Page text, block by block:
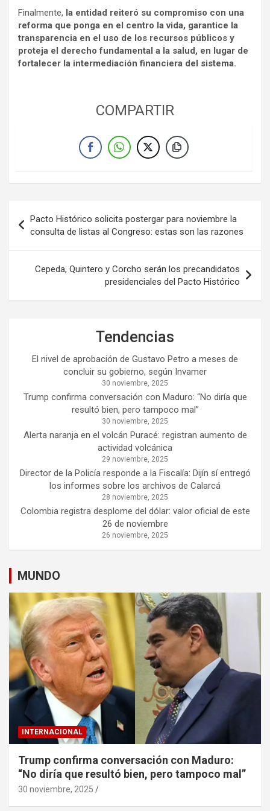
Finalmente, la entidad reiteró su compromiso con una
reforma que ponga en el centro la vida, garantice la
transparencia en el uso de los recursos públicos y
proteja el derecho fundamental a la salud, en lugar de
fortalecer la intermediación financiera del sistema.
COMPARTIR
de
entradas
Pacto Histórico solicita postergar para noviembre la
consulta de listas al Congreso: estas son las razones
Cepeda, Quintero y Corcho serán los precandidatos
presidenciales del Pacto Histórico
Tendencias
El nivel de aprobación de Gustavo Petro a meses de
concluir su gobierno, según Invamer
30 noviembre, 2025
Trump confirma conversación con Maduro: “No diría que
resultó bien, pero tampoco mal”
30 noviembre, 2025
Alerta naranja en el volcán Puracé: registran aumento de
actividad volcánica
29 noviembre, 2025
Director de la Policía responde a la Fiscalía: Dijín sí entregó
los informes sobre los archivos de Calarcá
28 noviembre, 2025
Colombia registra desplome del dólar: valor oficial de este
26 de noviembre
26 noviembre, 2025
MUNDO
INTERNACIONAL
Trump confirma conversación con Maduro:
“No diría que resultó bien, pero tampoco mal”
30 noviembre, 2025